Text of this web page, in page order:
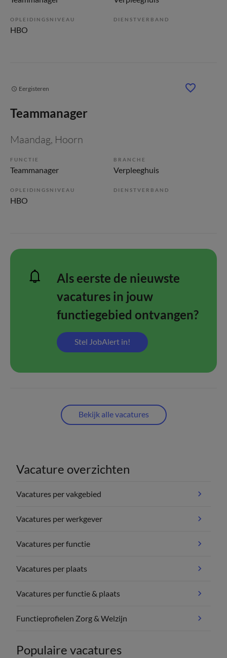
OPLEIDINGSNIVEAU
HBO
DIENSTVERBAND
Eergisteren
Teammanager
Maandag, Hoorn
FUNCTIE
Teammanager
BRANCHE
Verpleeghuis
OPLEIDINGSNIVEAU
HBO
DIENSTVERBAND
Als eerste de nieuwste
vacatures in jouw
functiegebied ontvangen?
Stel JobAlert in!
Bekijk alle vacatures
Vacature overzichten
Vacatures per vakgebied
Vacatures per werkgever
Vacatures per functie
Vacatures per plaats
Vacatures per functie & plaats
Functieprofielen Zorg & Welzijn
Populaire vacatures